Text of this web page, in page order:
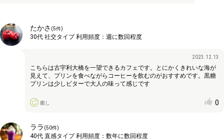
たかさ (5件)
30代 社交タイプ利用頻度： 週に数回程度
2023.12.13
こちらは古宇利大橋を一望できるカフェです。とにかくきれいな海が
見えて、プリンを食べながらコーヒーを飲むのがおすすめです。黒糖
プリンは少しビターで大人の味って感じです
癒し 0
ララ (50件)
40代 直感タイプ利用頻度： 数年に数回程度